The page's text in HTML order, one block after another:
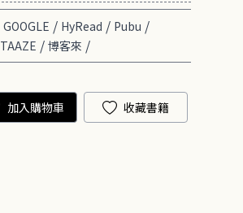
GOOGLE / HyRead / Pubu /
TAAZE / 博客來 /
加入購物車 收藏書籍